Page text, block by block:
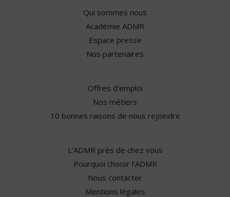
Qui sommes nous
Académie ADMR
Espace presse
Nos partenaires
Offres d'emploi
Nos métiers
10 bonnes raisons de nous rejoindre
L'ADMR près de chez vous
Pourquoi choisir l'ADMR
Nous contacter
Mentions légales